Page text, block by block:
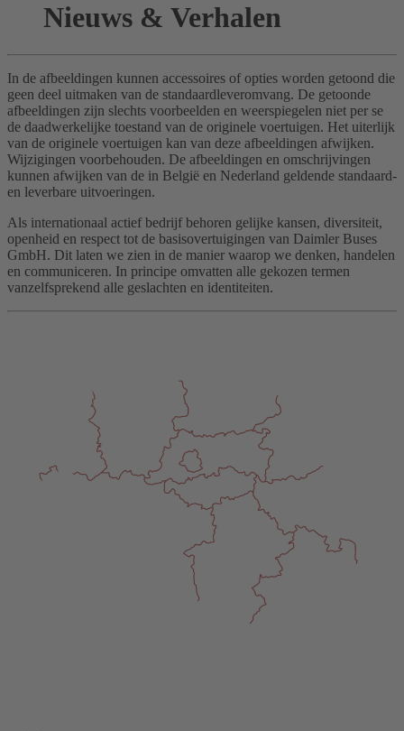
Nieuws & Verhalen
In de afbeeldingen kunnen accessoires of opties worden getoond die
geen deel uitmaken van de standaardleveromvang. De getoonde
afbeeldingen zijn slechts voorbeelden en weerspiegelen niet per se
de daadwerkelijke toestand van de originele voertuigen. Het uiterlijk
van de originele voertuigen kan van deze afbeeldingen afwijken.
Wijzigingen voorbehouden. De afbeeldingen en omschrijvingen
kunnen afwijken van de in België en Nederland geldende standaard-
en leverbare uitvoeringen.
Als internationaal actief bedrijf behoren gelijke kansen, diversiteit,
openheid en respect tot de basisovertuigingen van Daimler Buses
GmbH. Dit laten we zien in de manier waarop we denken, handelen
en communiceren. In principe omvatten alle gekozen termen
vanzelfsprekend alle geslachten en identiteiten.